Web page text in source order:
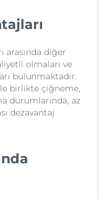
arasında diğer
olmaları ve
bulunmaktadır.
birlikte çiğneme,
durumlarında, az
dezavantaj